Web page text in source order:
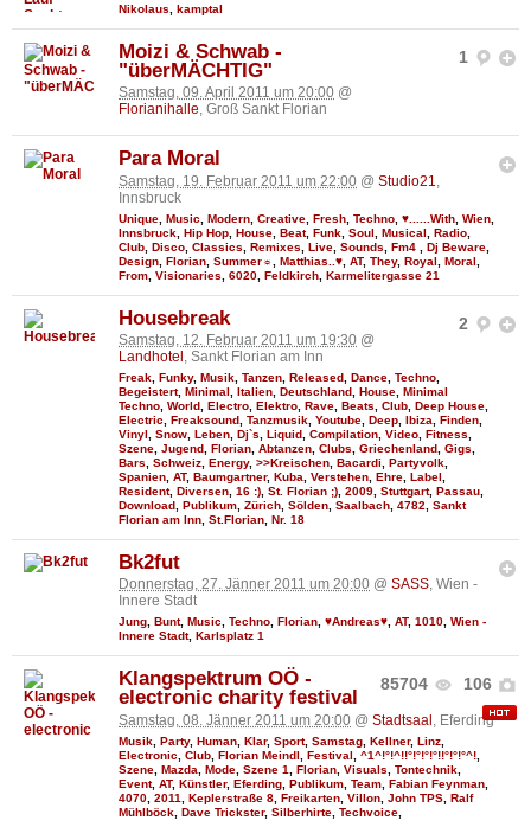
Nikolaus kamptal
1
Moizi & Schwab -
"überMÄCHTIG"
Samstag, 09. April 2011 um 20:00 @
Florianihalle, Groß Sankt Florian
Para Moral
Samstag, 19. Februar 2011 um 22:00 @ Studio21
Innsbruck
Unique Music Modern Creative Fresh Techno ♥......With Wien
Innsbruck Hip Hop House Beat, Funk Soul Musical Radio
Club Disco Classics Remixes Live Sounds Fm4 Dj Beware
Design Florian Summer☼ Matthias..♥ AT, They, Royal Moral
From Visionaries 6020 Feldkirch Karmelitergasse 21
2
Housebreak
Samstag, 12. Februar 2011 um 19:30 @
Landhotel , Sankt Florian am Inn
Freak Funky, Musik Tanzen Released Dance Techno
Begeistert, Minimal Italien Deutschland House Minimal
Techno World Electro Elektro Rave Beats Club Deep House
Electric
Freaksound Tanzmusik Youtube Deep Ibiza Finden
Vinyl
Snow Leben Dj`s Liquid Compilation Video Fitness
Szene Jugend Florian Abtanzen Clubs Griechenland Gigs
Bars
Schweiz Energy, >>Kreischen Bacardi Partyvolk
Spanien AT, Baumgartner, Kuba Verstehen Ehre Label
Resident, Diversen 16 :) St. Florian ;) 2009 Stuttgart, Passau
Download Publikum Zürich Sölden Saalbach 4782
Sankt
Florian am Inn St.Florian Nr. 18
Bk2fut
Donnerstag, 27. Jänner 2011 um 20:00 @ SASS, Wien -
Innere Stadt
Jung, Bunt, Music, Techno, Florian, ♥Andreas♥, AT, 1010, Wien -
Innere Stadt, Karlsplatz 1
85704 106
Klangspektrum OÖ -
electronic charity festival
Samstag, 08. Jänner 2011 um 20:00 @ Stadtsaal , Eferding
Musik Party, Human Klar, Sport, Samstag Kellner, Linz
Electronic
Club Florian Meindl Festival ^1^!°!^!!°!°!°!°!!°!°!°^!
Szene Mazda Mode Szene 1 Florian Visuals Tontechnik
Event, AT, Künstler, Eferding Publikum Team Fabian Feynman
4070 2011 Keplerstraße 8 Freikarten Villon John TPS Ralf
Mühlböck Dave Trickster, Silberhirte Techvoice